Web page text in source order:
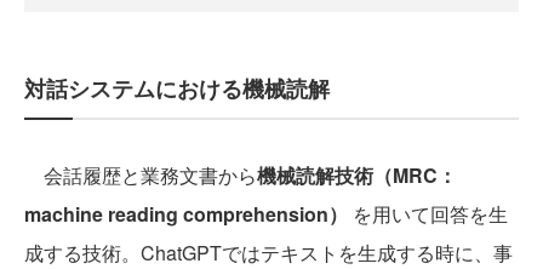
対話システムにおける機械読解
会話履歴と業務文書から機械読解技術（MRC：
machine reading comprehension） を用いて回答を生
成する技術。ChatGPTではテキストを生成する時に、事